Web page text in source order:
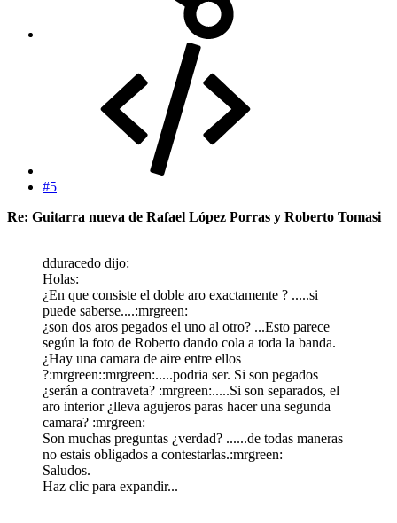
#5
Re: Guitarra nueva de Rafael López Porras y Roberto Tomasi
dduracedo dijo:
Holas:
¿En que consiste el doble aro exactamente ? .....si
puede saberse....:mrgreen:
¿son dos aros pegados el uno al otro? ...Esto parece
según la foto de Roberto dando cola a toda la banda.
¿Hay una camara de aire entre ellos
?:mrgreen::mrgreen:.....podria ser. Si son pegados
¿serán a contraveta? :mrgreen:.....Si son separados, el
aro interior ¿lleva agujeros paras hacer una segunda
camara? :mrgreen:
Son muchas preguntas ¿verdad? ......de todas maneras
no estais obligados a contestarlas.:mrgreen:
Saludos.
Haz clic para expandir...